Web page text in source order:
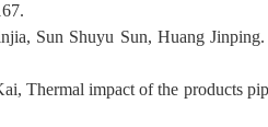
Sun Shuyu Sun, Huang
Thermal impact of the products